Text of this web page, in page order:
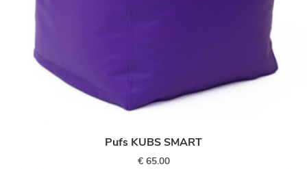
Pufs KUBS SMART
€65.00